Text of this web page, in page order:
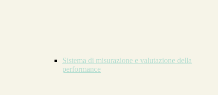
Sistema di misurazione e valutazione della
performance